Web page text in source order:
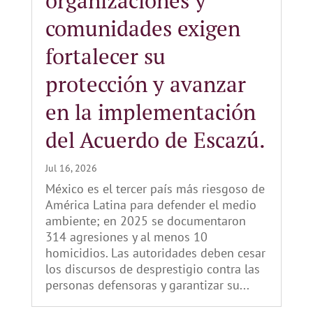
comunidades exigen
fortalecer su
protección y avanzar
en la implementación
del Acuerdo de Escazú.
Jul 16, 2026
México es el tercer país más riesgoso de
América Latina para defender el medio
ambiente; en 2025 se documentaron
314 agresiones y al menos 10
homicidios. Las autoridades deben cesar
los discursos de desprestigio contra las
personas defensoras y garantizar su...